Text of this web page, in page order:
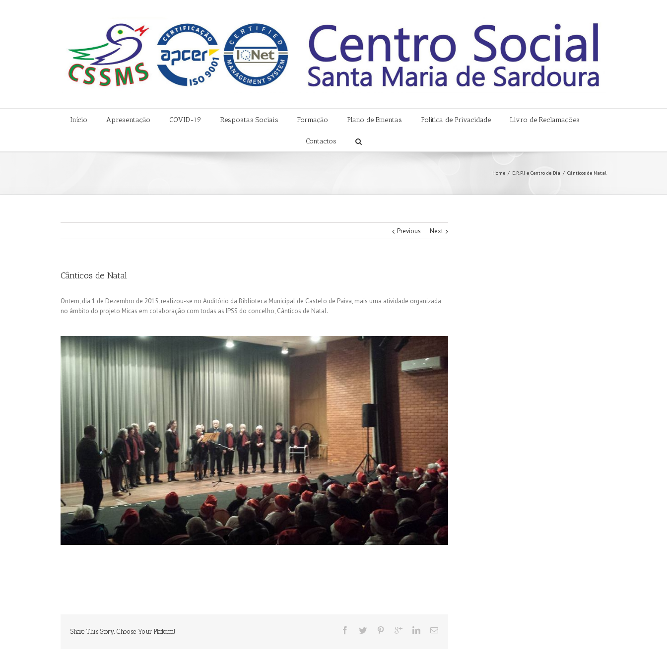
Início Apresentação COVID-19 Respostas Sociais Formação Plano de Ementas Política de Privacidade Livro de Reclamações
Contactos
Home / E.R.P.I e Centro de Dia / Cânticos de Natal
Previous Next
Cânticos de Natal
Ontem, dia 1 de Dezembro de 2015, realizou-se no Auditório da Biblioteca Municipal de Castelo de Paiva, mais uma atividade organizada
no âmbito do projeto Micas em colaboração com todas as IPSS do concelho, Cânticos de Natal.
Share This Story, Choose Your Platform!